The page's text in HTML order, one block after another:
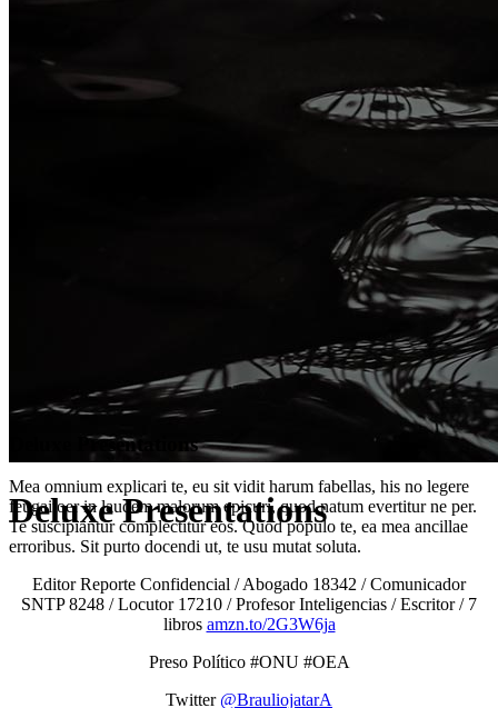
Deluxe Presentations
Deluxe Presentations
Mea omnium explicari te, eu sit vidit harum fabellas, his no legere
feugaitoer in laudem malorum epicuri, quod natum evertitur ne per.
Te suscipiantur complectitur eos. Quod populo te, ea mea ancillae
erroribus. Sit purto docendi ut, te usu mutat soluta.
Editor Reporte Confidencial / Abogado 18342 / Comunicador
SNTP 8248 / Locutor 17210 / Profesor Inteligencias / Escritor / 7
libros amzn.to/2G3W6ja
Preso Político #ONU #OEA
Twitter @BrauliojatarA